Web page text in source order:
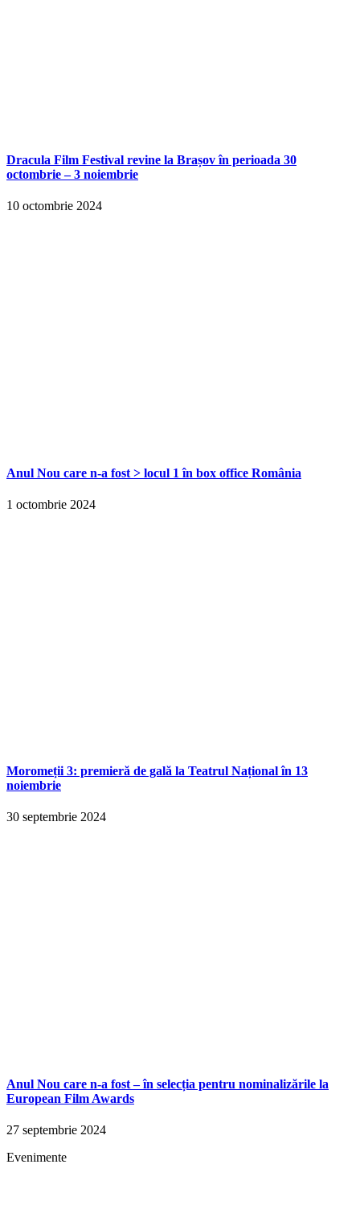
Dracula Film Festival revine la Brașov în perioada 30
octombrie – 3 noiembrie
10 octombrie 2024
Anul Nou care n-a fost > locul 1 în box office România
1 octombrie 2024
Moromeții 3: premieră de gală la Teatrul Național în 13
noiembrie
30 septembrie 2024
Anul Nou care n-a fost – în selecția pentru nominalizările la
European Film Awards
27 septembrie 2024
Evenimente